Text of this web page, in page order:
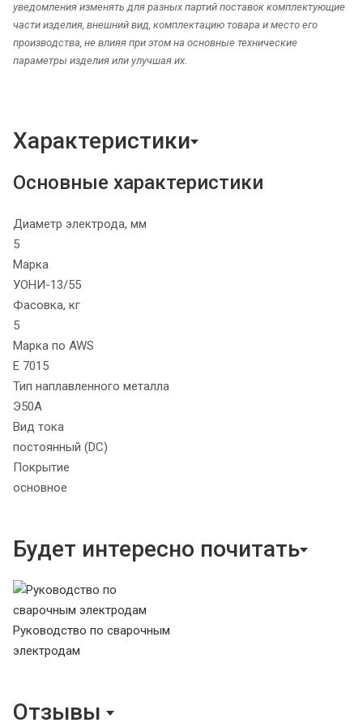
уведомления изменять для разных партий поставок комплектующие
части изделия, внешний вид, комплектацию товара и место его
производства, не влияя при этом на основные технические
параметры изделия или улучшая их.
Характеристики
Основные характеристики
Диаметр электрода, мм
5
Марка
УОНИ-13/55
Фасовка, кг
5
Марка по AWS
E 7015
Тип наплавленного металла
Э50А
Вид тока
постоянный (DC)
Покрытие
основное
Будет интересно почитать
Руководство по сварочным
электродам
Отзывы